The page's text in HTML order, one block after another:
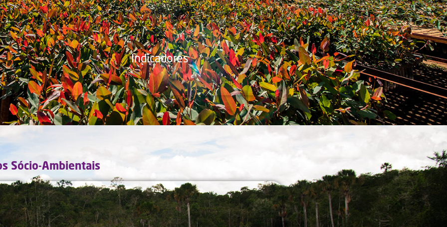
Indicadores
Sócio-Ambientais